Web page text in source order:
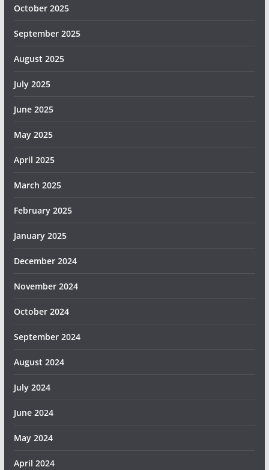
October 2025
September 2025
August 2025
July 2025
June 2025
May 2025
April 2025
March 2025
February 2025
January 2025
December 2024
November 2024
October 2024
September 2024
August 2024
July 2024
June 2024
May 2024
April 2024